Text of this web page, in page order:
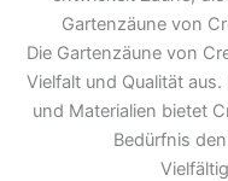
Gartenzäune von
Die Gartenzäune von
Vielfalt und Qualität
und Materialien bietet
Bedürfnis